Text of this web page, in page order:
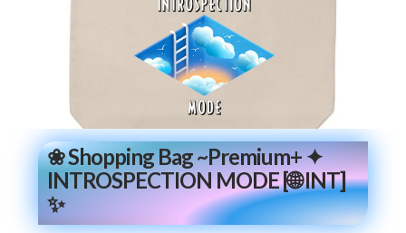
❀ Shopping Bag ~Premium+ ✦
INTROSPECTION MODE [🌐 INT]
✨